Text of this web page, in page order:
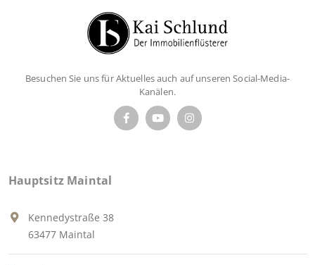
Besuchen Sie uns für Aktuelles auch auf unseren Social-Media-
Kanälen.
Hauptsitz Maintal
Kennedystraße 38
63477 Maintal